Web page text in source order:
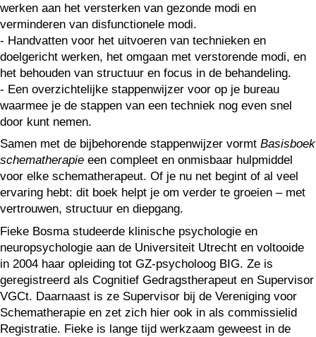
werken aan het versterken van gezonde modi en
verminderen van disfunctionele modi.
- Handvatten voor het uitvoeren van technieken en
doelgericht werken, het omgaan met verstorende modi, en
het behouden van structuur en focus in de behandeling.
- Een overzichtelijke stappenwijzer voor op je bureau
waarmee je de stappen van een techniek nog even snel
door kunt nemen.
Samen met de bijbehorende stappenwijzer vormt Basisboek
schematherapie een compleet en onmisbaar hulpmiddel
voor elke schematherapeut. Of je nu net begint of al veel
ervaring hebt: dit boek helpt je om verder te groeien – met
vertrouwen, structuur en diepgang.
Fieke Bosma studeerde klinische psychologie en
neuropsychologie aan de Universiteit Utrecht en voltooide
in 2004 haar opleiding tot GZ-psycholoog BIG. Ze is
geregistreerd als Cognitief Gedragstherapeut en Supervisor
VGCt. Daarnaast is ze Supervisor bij de Vereniging voor
Schematherapie en zet zich hier ook in als commissielid
Registratie. Fieke is lange tijd werkzaam geweest in de